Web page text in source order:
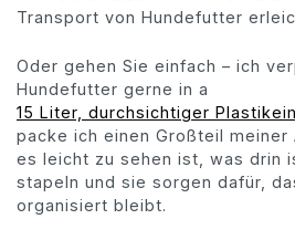
Transport von Hundefutter
Oder gehen Sie einfach – ich
Hundefutter gerne in a
15 Liter, durchsichtiger
packe ich einen Großteil meiner
es leicht zu sehen ist, was drin
stapeln und sie sorgen dafür,
organisiert bleibt.